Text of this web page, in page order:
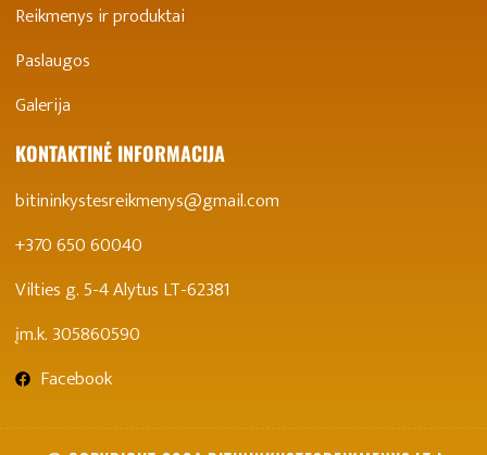
Reikmenys ir produktai
Paslaugos
Galerija
KONTAKTINĖ INFORMACIJA
bitininkystesreikmenys@gmail.com
+370 650 60040
Vilties g. 5-4 Alytus LT-62381
įm.k. 305860590
Facebook